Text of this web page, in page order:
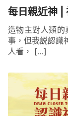
每日親近神 |
造物主對人類的
事，但我説認識
人看， […]